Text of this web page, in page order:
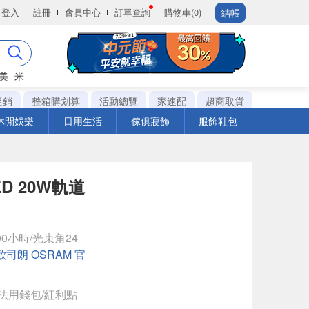
登入 註冊 會員中心 訂單查詢 購物車(0) 結帳
米
銷
整箱購划算 活動總覽 家速配
超商取貨
閒娛樂
日用生活 傢俱寢飾 服飾鞋包
20W軌道
小時/光束角24
司朗 OSRAM 官
用錢包/紅利點